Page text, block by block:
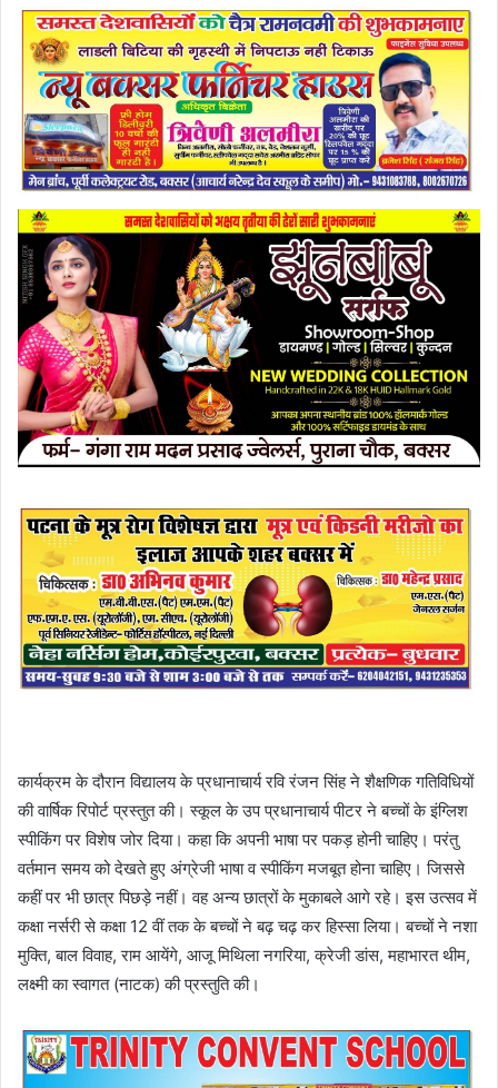
कार्यक्रम के दौरान विद्यालय के प्रधानाचार्य रवि रंजन सिंह ने शैक्षणिक गतिविधियों
की वार्षिक रिपोर्ट प्रस्तुत की। स्कूल के उप प्रधानाचार्य पीटर ने बच्चों के इंग्लिश
स्पीकिंग पर विशेष जोर दिया। कहा कि अपनी भाषा पर पकड़ होनी चाहिए। परंतु
वर्तमान समय को देखते हुए अंग्रेजी भाषा व स्पीकिंग मजबूत होना चाहिए। जिससे
कहीं पर भी छात्र पिछड़े नहीं। वह अन्य छात्रों के मुकाबले आगे रहे। इस उत्सव में
कक्षा नर्सरी से कक्षा 12 वीं तक के बच्चों ने बढ़ चढ़ कर हिस्सा लिया। बच्चों ने नशा
मुक्ति, बाल विवाह, राम आयेंगे, आजू मिथिला नगरिया, क्रेजी डांस, महाभारत थीम,
लक्ष्मी का स्वागत (नाटक) की प्रस्तुति की।